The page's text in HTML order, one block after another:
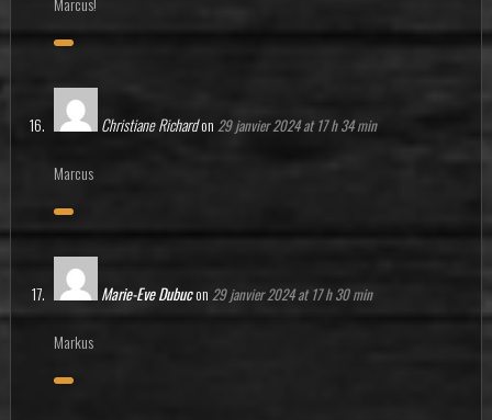
Christiane Richardon 29 janvier 2024 at 17 h 34 min
Marcus
Marie-Eve Dubucon 29 janvier 2024 at 17 h 30 min
Markus